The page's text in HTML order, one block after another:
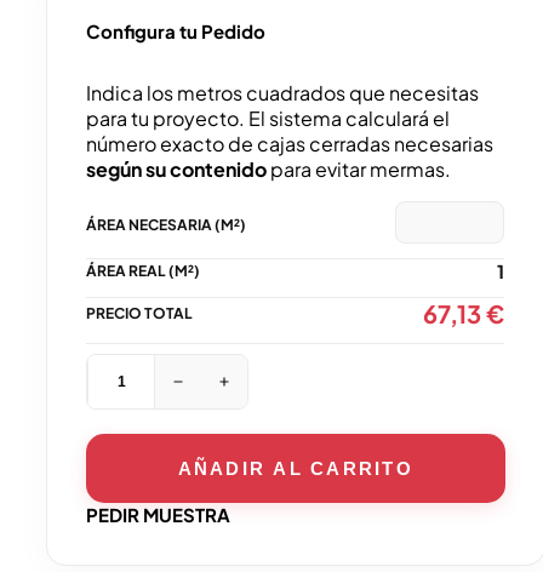
Configura tu Pedido
Indica los metros cuadrados que necesitas
para tu proyecto. El sistema calculará el
número exacto de cajas cerradas necesarias
según su contenidopara evitar mermas.
1
67,13€
Micra
20x20
AÑADIR AL CARRITO
PEDIR MUESTRA